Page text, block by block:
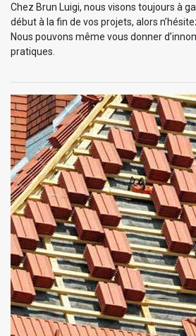
Chez Brun Luigi, nous visons toujours à
début à la fin de vos projets, alors
Nous pouvons même vous donner
pratiques.